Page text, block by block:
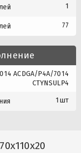
1
77
ACDGA/P4A/7014
CTYNSULP4
1шт